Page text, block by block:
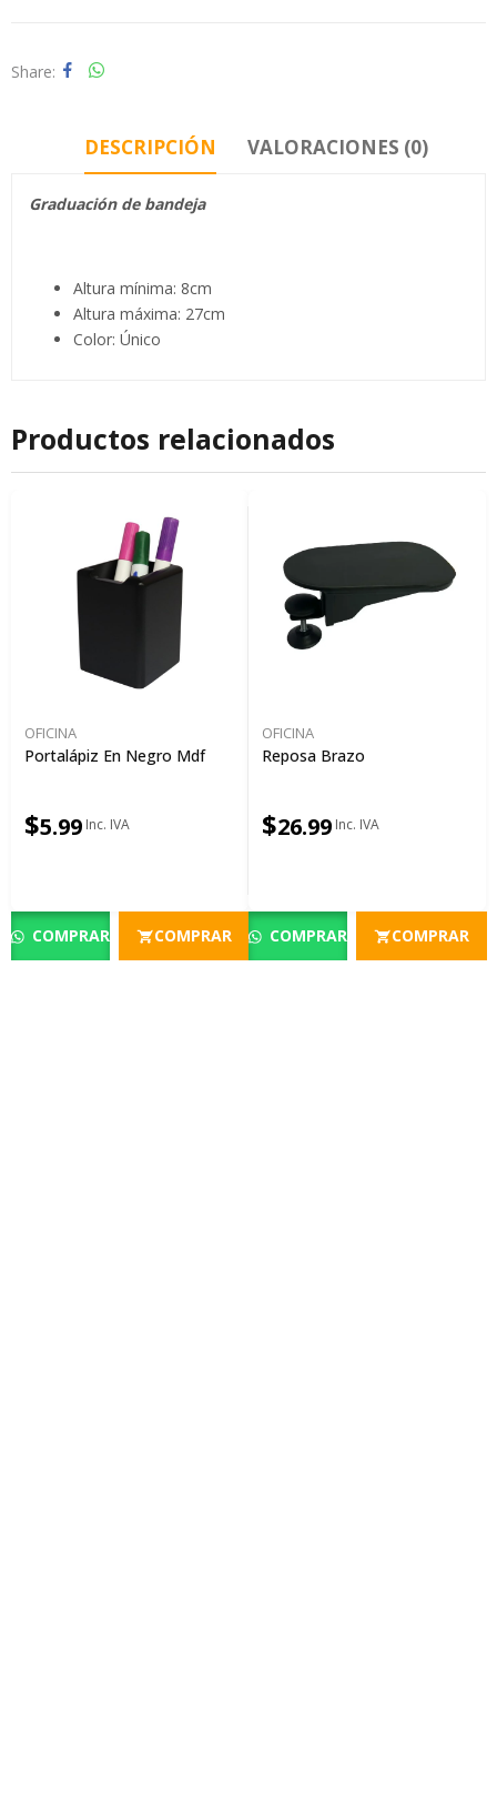
Share
DESCRIPCIÓN VALORACIONES (0)
Graduación de bandeja
Altura mínima: 8cm
Altura máxima: 27cm
Color: Único
Productos relacionados
OFICINA
Portalápiz En Negro Mdf
$5.99
COMPRAR COMPRAR
OFICINA
Reposa Brazo
$26.99
COMPRAR COMPRAR